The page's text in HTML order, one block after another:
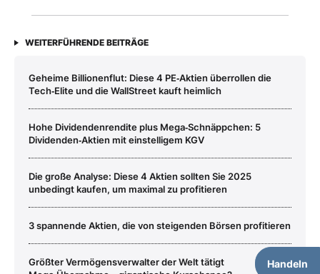
Handeln
WEITERFÜHRENDE BEITRÄGE
Geheime Billionenflut: Diese 4 PE‑Aktien überrollen die
Tech‑Elite und die WallStreet kauft heimlich
Hohe Dividendenrendite plus Mega‑Schnäppchen: 5
Dividenden‑Aktien mit einstelligem KGV
Die große Analyse: Diese 4 Aktien sollten Sie 2025
unbedingt kaufen, um maximal zu profitieren
3 spannende Aktien, die von steigenden Börsen profitieren
Größter Vermögensverwalter der Welt tätigt